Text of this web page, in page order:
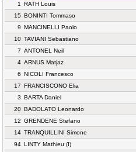
1 RATH Louis
15 BONINTI Tommaso
9 MANCINELLI Paolo
10 TAVIANI Sebastiano
7 ANTONEL Neil
4 ARNUS Matjaz
6 NICOLI Francesco
17 FRANCISCONO Elia
3 BARTA Daniel
20 BADOLATO Leonardo
12 GRENDENE Stefano
14 TRANQUILLINI Simone
94 LINTY Mathieu (I)